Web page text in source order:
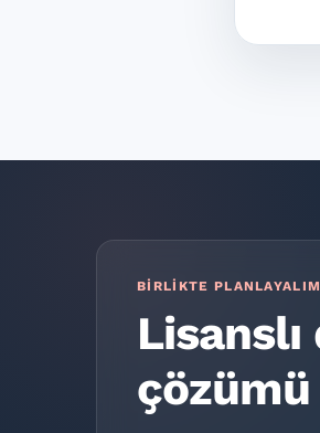
BIRLIKTE PLANLAYALIM